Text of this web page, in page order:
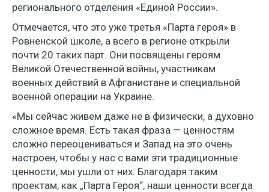
регионального отделения «Единой России».
Отмечается, что это уже третья «Парта героя» в
Ровненской школе, а всего в регионе открыли
почти 20 таких парт. Они посвящены героям
Великой Отечественной войны, участникам
военных действий в Афганистане и специальной
военной операции на Украине.
«Мы сейчас живем даже не в физически, а духовно
сложное время. Есть такая фраза — ценностям
сложно переоцениваться и Запад на это очень
настроен, чтобы у нас с вами эти традиционные
ценности, мы ушли от них. Благодаря таким
проектам, как „Парта Героя“, наши ценности всегда